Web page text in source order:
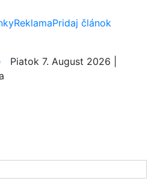
ReklamaPridaj článok
Piatok 7. August 2026 |